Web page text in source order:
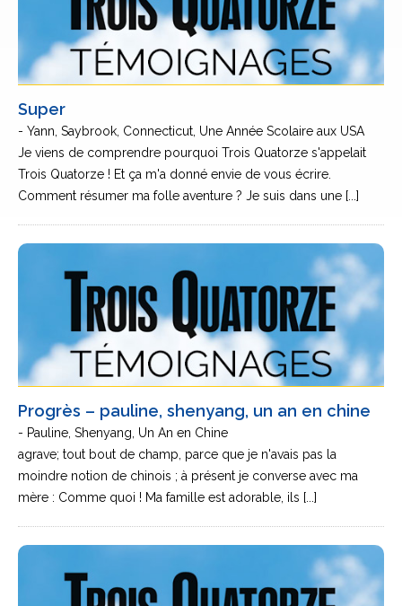
Super
- Yann, Saybrook, Connecticut, Une Année Scolaire aux USA
Je viens de comprendre pourquoi Trois Quatorze s'appelait
Trois Quatorze ! Et ça m'a donné envie de vous écrire.
Comment résumer ma folle aventure ? Je suis dans une [...]
Progrès – pauline, shenyang, un an en chine
- Pauline, Shenyang, Un An en Chine
agrave; tout bout de champ, parce que je n'avais pas la
moindre notion de chinois ; à présent je converse avec ma
mère : Comme quoi ! Ma famille est adorable, ils [...]